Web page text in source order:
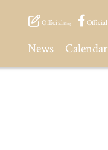
OfficialBlog Official
News Calendar